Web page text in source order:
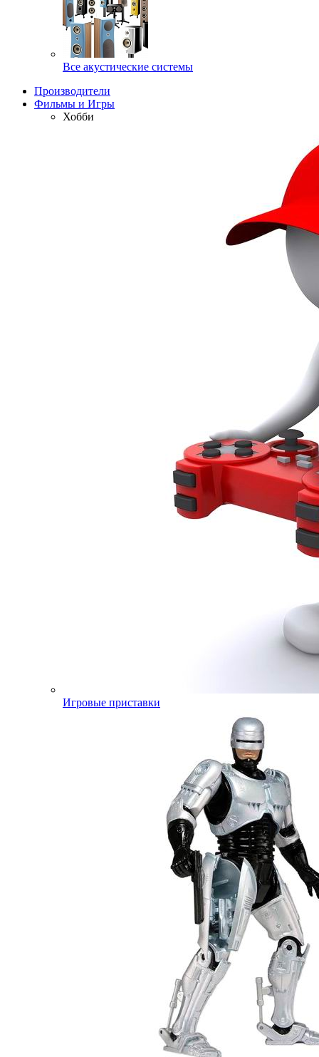
Все акустические системы
Производители
Фильмы и Игры
Хобби
Игровые приставки